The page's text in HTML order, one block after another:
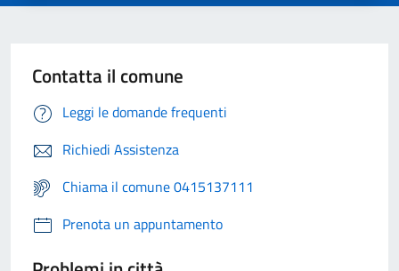
Contatta il comune
Leggi le domande frequenti
Richiedi Assistenza
Chiama il comune 0415137111
Prenota un appuntamento